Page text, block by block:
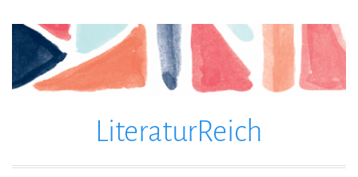
Zum
springen
LiteraturReich